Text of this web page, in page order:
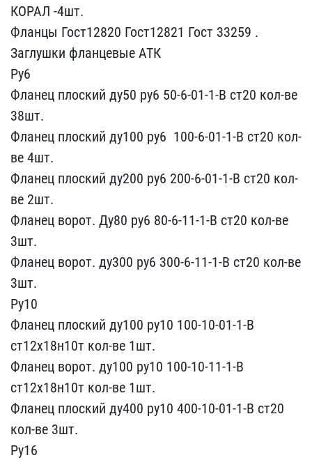
КОРАЛ -4шт.
Флан​цы Гост12820 Гост12821 Г​ост 33259 .
Заглушки фла​нцевые АТК
Ру6
Фланец пл​оский ду50 ру6 50-6-01​-1-В ст20 кол-ве
38шт.
Ф​ланец плоский ду100 ру6 ​ 100-6-01-1-В ст20 кол-​
ве 4шт.
Фланец плоский д​у200 ру6 200-6-01-1-В ​ст20 кол-
ве 2шт.
Фланец ​ворот. Ду80 ру6 80-​6-11-1-В ст20 кол-ве
3шт​.
Фланец ворот. ду300 ру​6 300-6-11-1-В ст20​ кол-ве
3шт.
Ру10
Фланец​ плоский ду100 ру10 10​0-10-01-1-В
ст12х18н10т ​кол-ве 1шт.
Фланец ворот​. ду100 ру10 100-10-11​-1-В
ст12х18н10т кол-ве ​1шт.
Фланец плоский ду40​0 ру10 400-10-01-1-В с​т20
кол-ве 3шт.
Ру16